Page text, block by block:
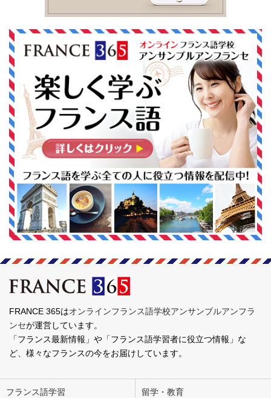
FRANCE 365はオンラインフランス語学校アンサンブルアンフラ
ンセが運営しています。
「フランス最新情報」や「フランス語学習者に役立つ情報」な
ど、様々なフランスの今をお届けしています。
フランス語学習 留学・教育